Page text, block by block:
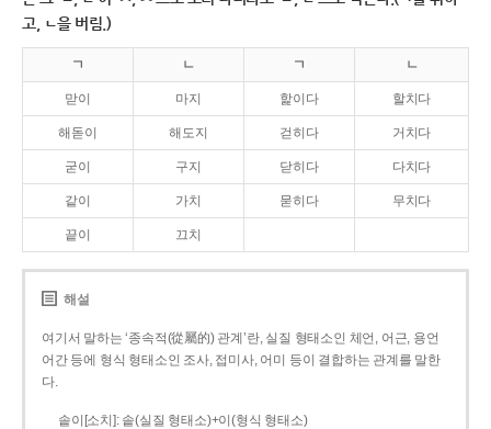
고, ㄴ을 버림.)
ㄱ ㄴ ㄱ ㄴ
맏이 마지 핥이다 할치다
해돋이 해도지 걷히다 거치다
굳이 구지 닫히다 다치다
같이 가치 묻히다 무치다
끝이 끄치
해설
여기서 말하는 ‘종속적(從屬的) 관계’란, 실질 형태소인 체언, 어근, 용언
어간 등에 형식 형태소인 조사, 접미사, 어미 등이 결합하는 관계를 말한
다.
솥이[소치]: 솥(실질 형태소)+이(형식 형태소)